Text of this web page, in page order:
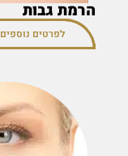
הרמת גבות
לפרטים נוספים